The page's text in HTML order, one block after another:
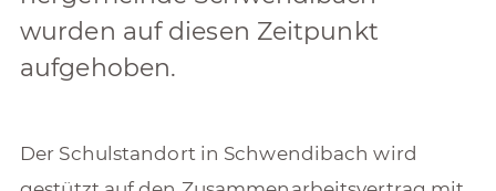
wurden auf diesen Zeitpunkt
aufgehoben.
Der Schulstandort in Schwendibach wird